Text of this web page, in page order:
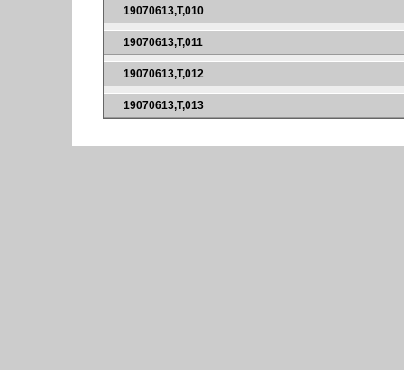
19070613,T,010
19070613,T,011
19070613,T,012
19070613,T,013